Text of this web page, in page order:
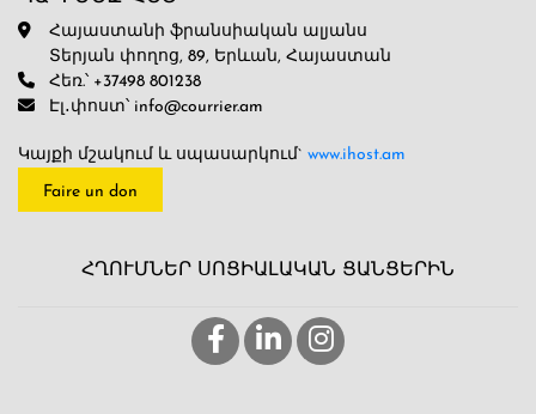
Հայաստանի ֆրանսիական ալյանս
Տերյան փողոց, 89, Երևան, Հայաստան
Հեռ.՝ +37498 801238
Էլ․փոստ՝ info@courrier.am
Կայքի մշակում և սպասարկում` www.ihost.am
Faire un don
ՀՂՈՒՄՆԵՐ ՍՈՑԻԱԼԱԿԱՆ ՑԱՆՑԵՐԻՆ